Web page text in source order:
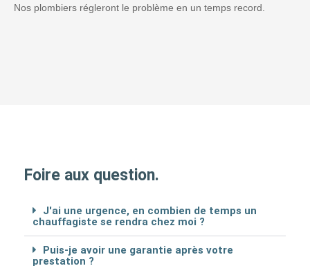
Nos plombiers régleront le problème en un temps record.
Foire aux question.
J'ai une urgence, en combien de temps un
chauffagiste se rendra chez moi ?
Puis-je avoir une garantie après votre
prestation ?